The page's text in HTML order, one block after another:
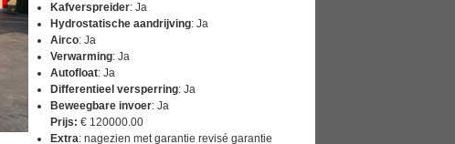
Kafverspreider: Ja
Hydrostatische aandrijving: Ja
Airco: Ja
Verwarming: Ja
Autofloat: Ja
Differentieel versperring: Ja
Beweegbare invoer: Ja
Prijs: € 120000.00
Extra: nagezien met garantie revisé garantie